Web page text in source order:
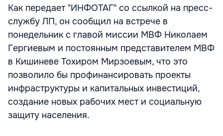
Как передает "ИНФОТАГ" со ссылкой на пресс-
службу ЛП, он сообщил на встрече в
понедельник с главой миссии МВФ Николаем
Гергиевым и постоянным представителем МВФ
в Кишиневе Тохиром Мирзоевым, что это
позволило бы профинансировать проекты
инфраструктуры и капитальных инвестиций,
создание новых рабочих мест и социальную
защиту населения.